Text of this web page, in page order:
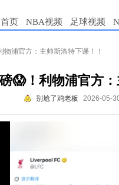
首页 NBA视频 足球视频
物浦官方：主帅斯洛特下课！！
😱！利物浦官方：
别尬了鸡老板 2026-05-